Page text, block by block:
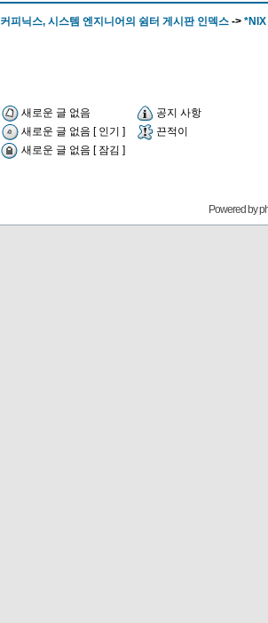
커피닉스, 시스템 엔지니어의 쉼터 게시판 인덱스 -> *NIX
새로운 글 없음
공지 사항
새로운 글 없음 [ 인기 ]
끈적이
새로운 글 없음 [ 잠김 ]
Powered by